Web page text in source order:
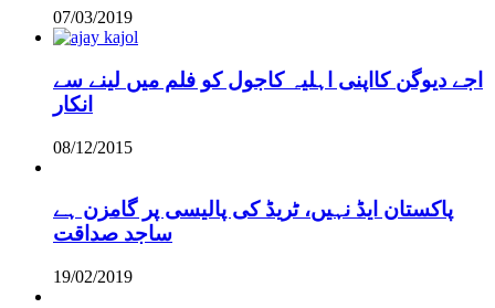
07/03/2019
اجے دیوگن کااپنی اہلیہ کاجول کو فلم میں لینے سے
انکار
08/12/2015
پاکستان ایڈ نہیں، ٹریڈ کی پالیسی پر گامزن ہے
ساجد صداقت
19/02/2019